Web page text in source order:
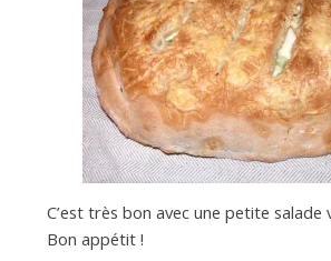
C’est très bon avec une petite salade
Bon appétit !